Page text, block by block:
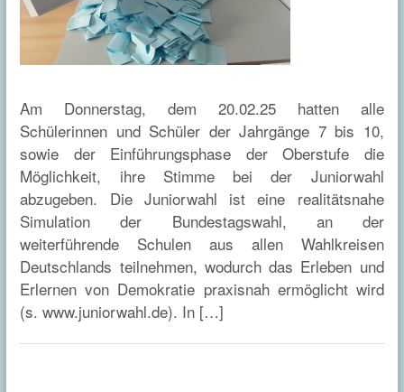
Am Donnerstag, dem 20.02.25 hatten alle
Schülerinnen und Schüler der Jahrgänge 7 bis 10,
sowie der Einführungsphase der Oberstufe die
Möglichkeit, ihre Stimme bei der Juniorwahl
abzugeben. Die Juniorwahl ist eine realitätsnahe
Simulation der Bundestagswahl, an der
weiterführende Schulen aus allen Wahlkreisen
Deutschlands teilnehmen, wodurch das Erleben und
Erlernen von Demokratie praxisnah ermöglicht wird
(s. www.juniorwahl.de). In […]